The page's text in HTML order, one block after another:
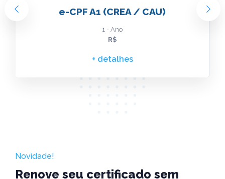
e-CPF A1 (CREA / CAU)
1 - Ano
R$
+ detalhes
Novidade!
Renove seu certificado sem